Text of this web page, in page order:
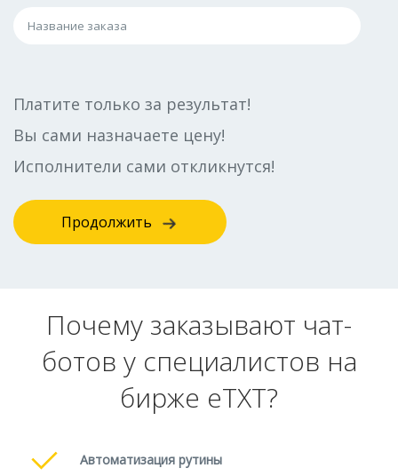
Платите только за результат!
Вы сами назначаете цену!
Исполнители сами откликнутся!
Продолжить
Почему заказывают чат-
ботов у специалистов на
бирже eTXT?
Автоматизация рутины